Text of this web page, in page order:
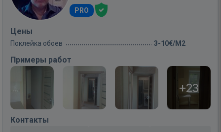
PRO
Цены
Поклейка обоев 3-10€/M2
Примеры работ
+23
Контакты